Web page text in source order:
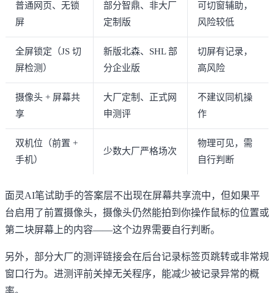
普通网页、无锁
屏
部分智鼎、非大厂
定制版
可切窗辅助，
风险较低
全屏锁定（JS 切
屏检测）
新版北森、SHL 部
分企业版
切屏有记录，
高风险
摄像头 + 屏幕共
享
大厂定制、正式网
申测评
不建议同机操
作
双机位（前置 +
手机）
少数大厂严格场次
物理可见，需
自行判断
面灵AI笔试助手的答案层不出现在屏幕共享流中，但如果平
台启用了前置摄像头，摄像头仍然能拍到你操作鼠标的位置或
第二块屏幕上的内容——这个边界需要自行判断。
另外，部分大厂的测评链接会在后台记录标签页跳转或非常规
窗口行为。进测评前关掉无关程序，能减少被记录异常的概